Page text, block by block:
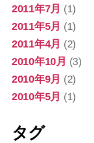
2011年7月 (1)
2011年5月 (1)
2011年4月 (2)
2010年10月 (3)
2010年9月 (2)
2010年5月 (1)
タグ